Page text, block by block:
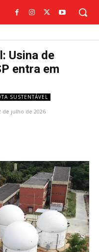
Usina de
entra em
SUSTENTÁVEL
de julho de 2026